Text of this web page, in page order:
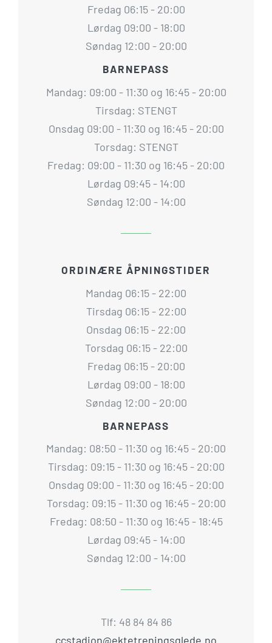
Fredag 06:15 - 20:00
Lørdag 09:00 - 18:00
Søndag 12:00 - 20:00
BARNEPASS
Mandag: 09:00 - 11:30 og 16:45 - 20:00
Tirsdag: STENGT
Onsdag 09:00 - 11:30 og 16:45 - 20:00
Torsdag: STENGT
Fredag: 09:00 - 11:30 og 16:45 - 20:00
Lørdag 09:45 - 14:00
Søndag 12:00 - 14:00
ORDINÆRE ÅPNINGSTIDER
Mandag 06:15 - 22:00
Tirsdag 06:15 - 22:00
Onsdag 06:15 - 22:00
Torsdag 06:15 - 22:00
Fredag 06:15 - 20:00
Lørdag 09:00 - 18:00
Søndag 12:00 - 20:00
BARNEPASS
Mandag: 08:50 - 11:30 og 16:45 - 20:00
Tirsdag: 09:15 - 11:30 og 16:45 - 20:00
Onsdag 09:00 - 11:30 og 16:45 - 20:00
Torsdag: 09:15 - 11:30 og 16:45 - 20:00
Fredag: 08:50 - 11:30 og 16:45 - 18:45
Lørdag 09:45 - 14:00
Søndag 12:00 - 14:00
Tlf: 48 84 84 86
ccstadion@ektetreningsglede.no